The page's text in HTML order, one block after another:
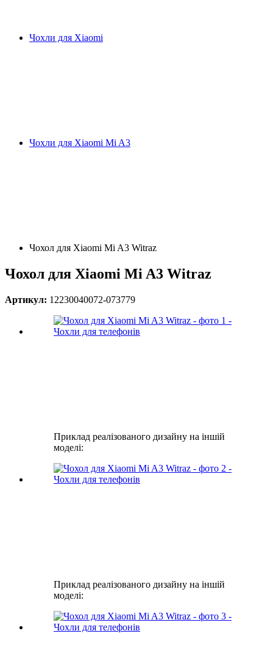
Чохли для Xiaomi
Чохли для Xiaomi Mi A3
Чохол для Xiaomi Mi A3 Witraz
Чохол для Xiaomi Mi A3 Witraz
Артикул: 12230040072-073779
Приклад реалізованого дизайну на іншій
моделі:
Приклад реалізованого дизайну на іншій
моделі: